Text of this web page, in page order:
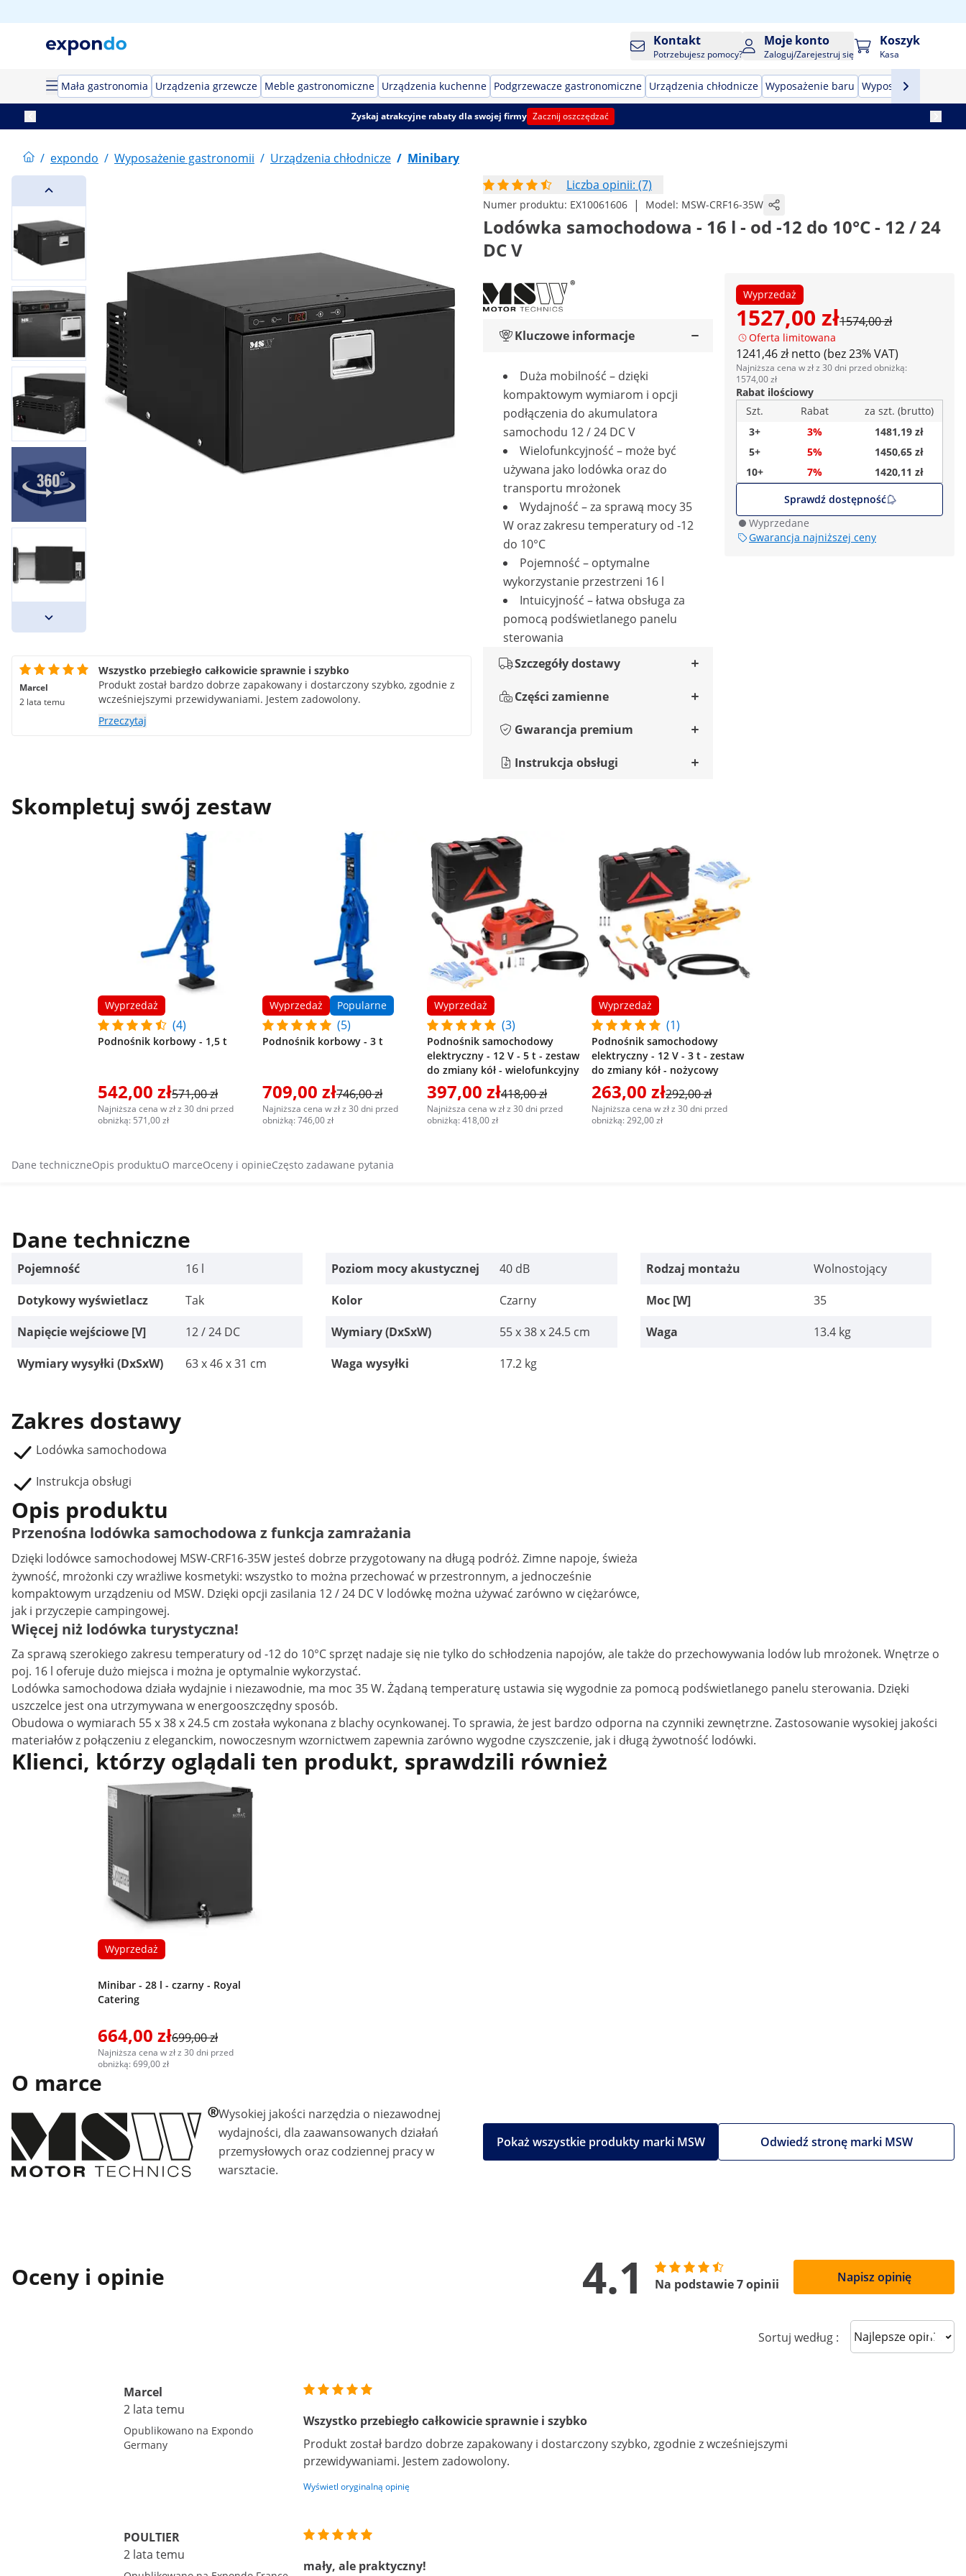
Kontakt
Potrzebujesz pomocy?
Moje konto
Zaloguj/Zarejestruj się
Koszyk
Kasa
Mała gastronomia Urządzenia grzewcze Meble gastronomiczne Urządzenia kuchenne Podgrzewacze gastronomiczne Urządzenia chłodnicze Wyposażenie baru Wyposażenie
Zyskaj atrakcyjne rabaty dla swojej firmy Zacznij oszczędzać
/ expondo / Wyposażenie gastronomii / Urządzenia chłodnicze / Minibary
Liczba opinii: (7)
Numer produktu: EX10061606 | Model: MSW-CRF16-35W
Lodówka samochodowa - 16 l - od -12 do 10°C - 12 / 24
DC V
Wyprzedaż
1527,00 zł1574,00 zł
Oferta limitowana
1241,46 zł netto (bez 23% VAT)
Najniższa cena w zł z 30 dni przed obniżką:
1574,00 zł
Rabat ilościowy
Szt.
Rabat
za szt. (brutto)
3+
3%
1481,19 zł
5+
5%
1450,65 zł
10+
7%
1420,11 zł
Sprawdź dostępność
Wyprzedane
Gwarancja najniższej ceny
Kluczowe informacje
Duża mobilność – dzięki
kompaktowym wymiarom i opcji
podłączenia do akumulatora
samochodu 12 / 24 DC V
Wielofunkcyjność – może być
używana jako lodówka oraz do
transportu mrożonek
Wydajność – za sprawą mocy 35
W oraz zakresu temperatury od -12
do 10°C
Pojemność – optymalne
wykorzystanie przestrzeni 16 l
Intuicyjność – łatwa obsługa za
pomocą podświetlanego panelu
sterowania
Szczegóły dostawy
Części zamienne
Gwarancja premium
Instrukcja obsługi
Marcel
2 lata temu
Wszystko przebiegło całkowicie sprawnie i szybko
Produkt został bardzo dobrze zapakowany i dostarczony szybko, zgodnie z
wcześniejszymi przewidywaniami. Jestem zadowolony.
Przeczytaj
Skompletuj swój zestaw
Wyprzedaż
(4)
Podnośnik korbowy - 1,5 t
542,00 zł571,00 zł
Najniższa cena w zł z 30 dni przed
obniżką: 571,00 zł
Wyprzedaż Popularne
(5)
Podnośnik korbowy - 3 t
709,00 zł746,00 zł
Najniższa cena w zł z 30 dni przed
obniżką: 746,00 zł
Wyprzedaż
(3)
Podnośnik samochodowy
elektryczny - 12 V - 5 t - zestaw
do zmiany kół - wielofunkcyjny
397,00 zł418,00 zł
Najniższa cena w zł z 30 dni przed
obniżką: 418,00 zł
Wyprzedaż
(1)
Podnośnik samochodowy
elektryczny - 12 V - 3 t - zestaw
do zmiany kół - nożycowy
263,00 zł292,00 zł
Najniższa cena w zł z 30 dni przed
obniżką: 292,00 zł
Dane techniczneOpis produktuO marceOceny i opinieCzęsto zadawane pytania
Dane techniczne
Pojemność 16 l Poziom mocy akustycznej 40 dB Rodzaj montażu
Wolnostojący
Dotykowy wyświetlacz
Tak Kolor Czarny Moc [W]
35
Napięcie wejściowe [V]
12 / 24 DC Wymiary (DxSxW) 55 x 38 x 24.5 cm Waga
13.4 kg
Wymiary wysyłki (DxSxW)
63 x 46 x 31 cm Waga wysyłki 17.2 kg
Zakres dostawy
Lodówka samochodowa
Instrukcja obsługi
Opis produktu
Przenośna lodówka samochodowa z funkcja zamrażania
Dzięki lodówce samochodowej MSW-CRF16-35W jesteś dobrze przygotowany na długą podróż. Zimne napoje, świeża
żywność, mrożonki czy wrażliwe kosmetyki: wszystko to można przechować w przestronnym, a jednocześnie
kompaktowym urządzeniu od MSW. Dzięki opcji zasilania 12 / 24 DC V lodówkę można używać zarówno w ciężarówce,
jak i przyczepie campingowej.
Więcej niż lodówka turystyczna!
Za sprawą szerokiego zakresu temperatury od -12 do 10°C sprzęt nadaje się nie tylko do schłodzenia napojów, ale także do przechowywania lodów lub mrożonek. Wnętrze o
poj. 16 l oferuje dużo miejsca i można je optymalnie wykorzystać.
Lodówka samochodowa działa wydajnie i niezawodnie, ma moc 35 W. Żądaną temperaturę ustawia się wygodnie za pomocą podświetlanego panelu sterowania. Dzięki
uszczelce jest ona utrzymywana w energooszczędny sposób.
Obudowa o wymiarach 55 x 38 x 24.5 cm została wykonana z blachy ocynkowanej. To sprawia, że jest bardzo odporna na czynniki zewnętrzne. Zastosowanie wysokiej jakości
materiałów z połączeniu z eleganckim, nowoczesnym wzornictwem zapewnia zarówno wygodne czyszczenie, jak i długą żywotność lodówki.
Klienci, którzy oglądali ten produkt, sprawdzili również
Wyprzedaż
Minibar - 28 l - czarny - Royal
Catering
664,00 zł699,00 zł
Najniższa cena w zł z 30 dni przed
obniżką: 699,00 zł
O marce
Wysokiej jakości narzędzia o niezawodnej
wydajności, dla zaawansowanych działań
przemysłowych oraz codziennej pracy w
warsztacie.
Odwiedź stronę marki MSW
Pokaż wszystkie produkty marki MSW
Oceny i opinie 4.1 Na podstawie 7 opinii Napisz opinię
Sortuj według : Sort reviews
Marcel
2 lata temu
Opublikowano na Expondo
Germany
Wszystko przebiegło całkowicie sprawnie i szybko
Produkt został bardzo dobrze zapakowany i dostarczony szybko, zgodnie z wcześniejszymi
przewidywaniami. Jestem zadowolony.
Wyświetl oryginalną opinię
POULTIER
2 lata temu
mały, ale praktyczny!